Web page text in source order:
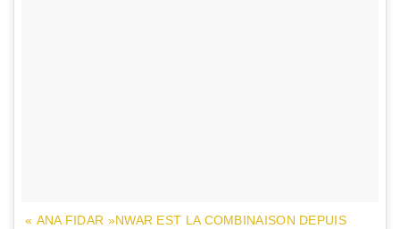
« ANA FIDAR »NWAR EST LA COMBINAISON DEPUIS